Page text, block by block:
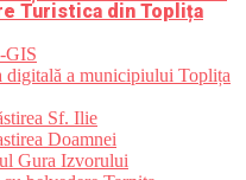
Turistica din Toplița
GIS
digitală a municipiului Toplița
Sf. Ilie
Doamnei
Gura Izvorului